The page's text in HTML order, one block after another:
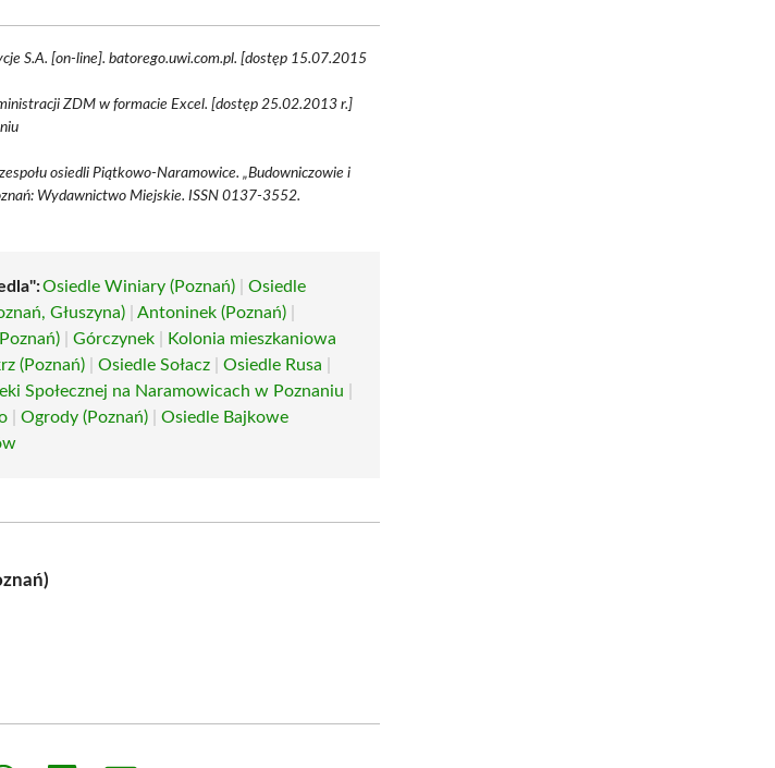
S.A. [on-line]. batorego.uwi.com.pl. [dostęp 15.07.2015
ZDM w formacie Excel. [dostęp 25.02.2013 r.]
osiedli Piątkowo-Naramowice. „Budowniczowie i
Wydawnictwo Miejskie. ISSN 0137-3552.
Osiedle Winiary (Poznań) |Osiedle
Głuszyna) |Antoninek (Poznań)
|Górczynek
Kolonia mieszkaniowa
(Poznań) |Osiedle Sołacz |Osiedle Rusa
Społecznej na Naramowicach w Poznaniu
|Ogrody (Poznań) |Osiedle Bajkowe